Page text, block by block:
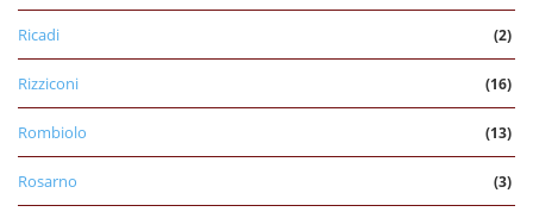
Ricadi (2)
Rizziconi (16)
Rombiolo (13)
Rosarno (3)